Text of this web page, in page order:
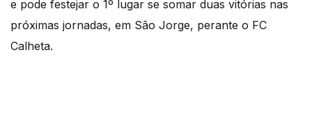
e pode festejar o 1º lugar se somar duas vitórias nas
próximas jornadas, em São Jorge, perante o FC
Calheta.